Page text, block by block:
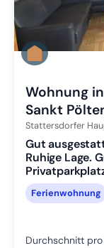
Wohnung
Sankt
Stattersdorfer
Gut
Ruhige Lage.
Ferienwohnung
Durchschnitt